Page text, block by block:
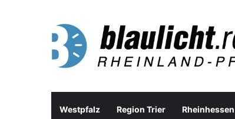
Westpfalz Region Trier Rheinhessen